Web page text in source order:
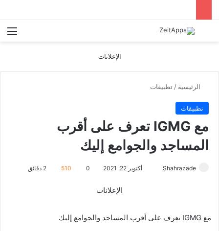
بحث عن
الإعلانات
الرئيسية / تطبيقات
تطبيقات
مع IGMG تعرف على أقرب
المساجد والجوامع إليك
Shahrazade أكتوبر 22, 2021 0
510
الإعلانات
مع IGMG تعرف على أقرب المساجد والجوامع إليك